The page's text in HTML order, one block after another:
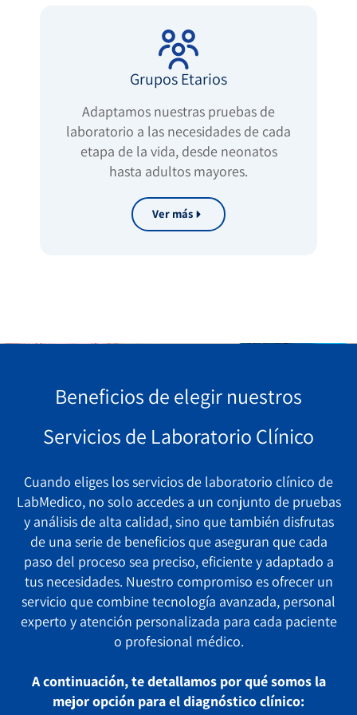
Grupos Etarios
Adaptamos nuestras pruebas de
laboratorio a las necesidades de cada
etapa de la vida, desde neonatos
hasta adultos mayores.
Ver más
Beneficios de elegir nuestros
Servicios de Laboratorio Clínico
Cuando eliges los servicios de laboratorio clínico de
LabMedico, no solo accedes a un conjunto de pruebas
y análisis de alta calidad, sino que también disfrutas
de una serie de beneficios que aseguran que cada
paso del proceso sea preciso, eficiente y adaptado a
tus necesidades. Nuestro compromiso es ofrecer un
servicio que combine tecnología avanzada, personal
experto y atención personalizada para cada paciente
o profesional médico.
A continuación, te detallamos por qué somos la
mejor opción para el diagnóstico clínico: